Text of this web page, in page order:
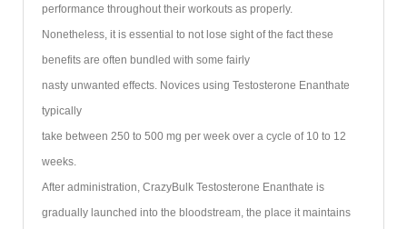
performance throughout their workouts as properly.
Nonetheless, it is essential to not lose sight of the fact these
benefits are often bundled with some fairly
nasty unwanted effects. Novices using Testosterone Enanthate
typically
take between 250 to 500 mg per week over a cycle of 10 to 12
weeks.
After administration, CrazyBulk Testosterone Enanthate is
gradually launched into the bloodstream, the place it maintains